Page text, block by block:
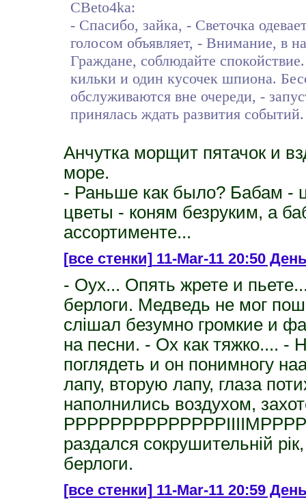
CBeto4ka:
- Спасибо, зайка, - Светочка
голосом объявляет, - Внимание, в
Граждане, соблюдайте
кильки и один кусочек шпиона.
обслуживаются вне очереди, -
принялась ждать развития событий.
Анчутка морщит пятачок и
море.
- Раньше как было? Бабам -
цветы - коням безруким, а
ассортименте...
[все стенки]11-Mar-11 20:50
- Оух... Опять жрете и
берлоги. Медведь не мог
слішал безумно громкие и
на песни. - Ох как тяжко.... -
поглядеть и он понимногу
лапу, вторую лапу, глаза
наполнились воздухом,
раздался сокрушительній
берлоги.
[все стенки]11-Mar-11 20:59